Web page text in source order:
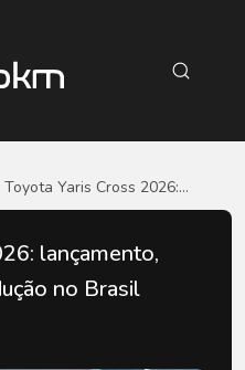
Toyota Yaris Cross 2026:
lançamento, preço, versões e
lançamento,
no Brasil